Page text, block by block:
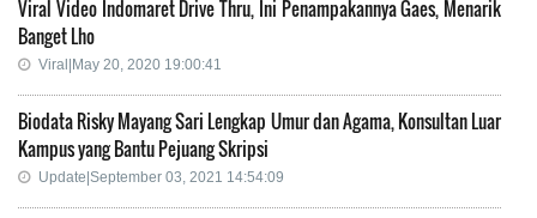
Viral Video Indomaret Drive Thru, Ini Penampakannya Gaes, Menarik
Banget Lho
Viral|May 20, 2020 19:00:41
Biodata Risky Mayang Sari Lengkap Umur dan Agama, Konsultan Luar
Kampus yang Bantu Pejuang Skripsi
Update|September 03, 2021 14:54:09